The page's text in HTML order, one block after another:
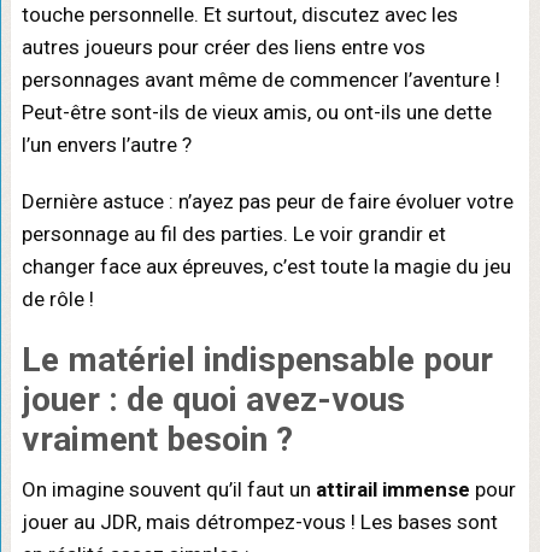
touche personnelle. Et surtout, discutez avec les
autres joueurs pour créer des liens entre vos
personnages avant même de commencer l’aventure !
Peut-être sont-ils de vieux amis, ou ont-ils une dette
l’un envers l’autre ?
Dernière astuce : n’ayez pas peur de faire évoluer votre
personnage au fil des parties. Le voir grandir et
changer face aux épreuves, c’est toute la magie du jeu
de rôle !
Le matériel indispensable pour
jouer: de quoi avez-vous
vraiment besoin ?
On imagine souvent qu’il faut un attirail immense pour
jouer au JDR, mais détrompez-vous ! Les bases sont